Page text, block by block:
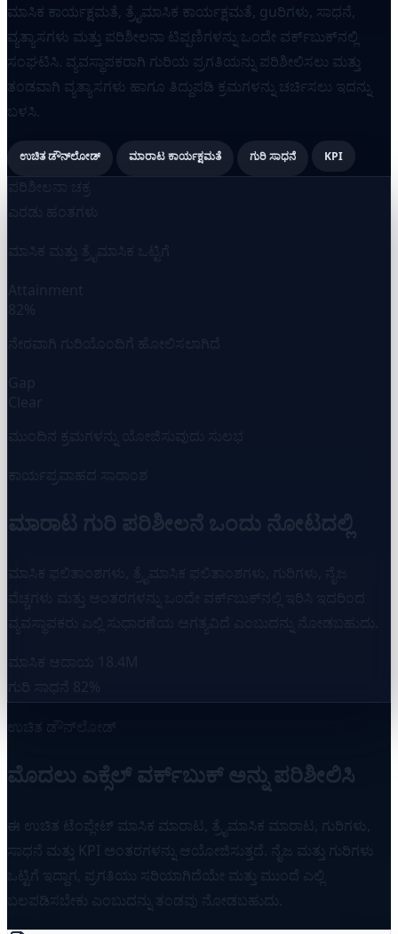
ಮಾಸಿಕ ಕಾರ್ಯಕ್ಷಮತೆ, ತ್ರೈಮಾಸಿಕ ಕಾರ್ಯಕ್ಷಮತೆ, guರಿಗಳು, ಸಾಧನೆ,
ವ್ಯತ್ಯಾಸಗಳು ಮತ್ತು ಪರಿಶೀಲನಾ ಟಿಪ್ಪಣಿಗಳನ್ನು ಒಂದೇ ವರ್ಕ್‌ಬುಕ್‌ನಲ್ಲಿ
ಸಂಘಟಿಸಿ. ವ್ಯವಸ್ಥಾಪಕರಾಗಿ ಗುರಿಯ ಪ್ರಗತಿಯನ್ನು ಪರಿಶೀಲಿಸಲು ಮತ್ತು
ತಂಡವಾಗಿ ವ್ಯತ್ಯಾಸಗಳು ಹಾಗೂ ತಿದ್ದುಪಡಿ ಕ್ರಮಗಳನ್ನು ಚರ್ಚಿಸಲು ಇದನ್ನು
ಬಳಸಿ.
ಉಚಿತ ಡೌನ್‌ಲೋಡ್ ಮಾರಾಟ ಕಾರ್ಯಕ್ಷಮತೆ ಗುರಿ ಸಾಧನೆ KPI
ಪರಿಶೀಲನಾ ಚಕ್ರ
ಎರಡು ಹಂತಗಳು
ಮಾಸಿಕ ಮತ್ತು ತ್ರೈಮಾಸಿಕ ಒಟ್ಟಿಗೆ
Attainment
82%
ನೇರವಾಗಿ ಗುರಿಯೊಂದಿಗೆ ಹೋಲಿಸಲಾಗಿದೆ
Gap
Clear
ಮುಂದಿನ ಕ್ರಮಗಳನ್ನು ಯೋಜಿಸುವುದು ಸುಲಭ
ಮಾರಾಟ ಗುರಿ ಪರಿಶೀಲನೆ ಒಂದು ನೋಟದಲ್ಲಿ
ಮಾಸಿಕ ಫಲಿತಾಂಶಗಳು, ತ್ರೈಮಾಸಿಕ ಫಲಿತಾಂಶಗಳು, ಗುರಿಗಳು, ನೈಜ
ಉಚಿತ ಡೌನ್‌ಲೋಡ್
ಮೊದಲು ಎಕ್ಸೆಲ್ ವರ್ಕ್‌ಬುಕ್ ಅನ್ನು ಪರಿಶೀಲಿಸಿ
ಈ ಉಚಿತ ಟೆಂಪ್ಲೇಟ್ ಮಾಸಿಕ ಮಾರಾಟ, ತ್ರೈಮಾಸಿಕ ಮಾರಾಟ, ಗುರಿಗಳು,
ಸಾಧನೆ ಮತ್ತು KPI ಅಂತರಗಳನ್ನು ಆಯೋಜಿಸುತ್ತದೆ. ನೈಜ ಮತ್ತು ಗುರಿಗಳು
ಒಟ್ಟಿಗೆ ಇದ್ದಾಗ, ಪ್ರಗತಿಯು ಸರಿಯಾಗಿದೆಯೇ ಮತ್ತು ಮುಂದೆ ಎಲ್ಲಿ
ಬಲಪಡಿಸಬೇಕು ಎಂಬುದನ್ನು ತಂಡವು ನೋಡಬಹುದು.